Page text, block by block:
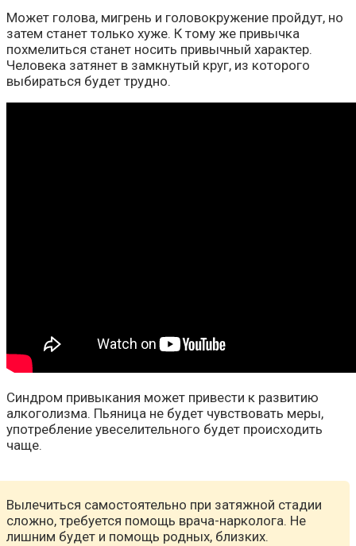
Может голова, мигрень и головокружение пройдут, но
затем станет только хуже. К тому же привычка
похмелиться станет носить привычный характер.
Человека затянет в замкнутый круг, из которого
выбираться будет трудно.
Синдром привыкания может привести к развитию
алкоголизма. Пьяница не будет чувствовать меры,
употребление увеселительного будет происходить
чаще.
Вылечиться самостоятельно при затяжной стадии
сложно, требуется помощь врача-нарколога. Не
лишним будет и помощь родных, близких.